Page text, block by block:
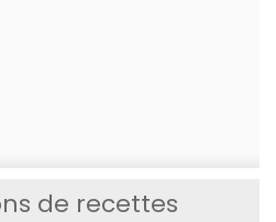
de recettes